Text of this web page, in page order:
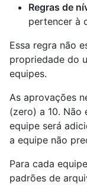
Regras de
pertencer à
Essa regra não
propriedade do
equipes.
As aprovações
(zero) a 10. Não
equipe será
a equipe não
Para cada
padrões de